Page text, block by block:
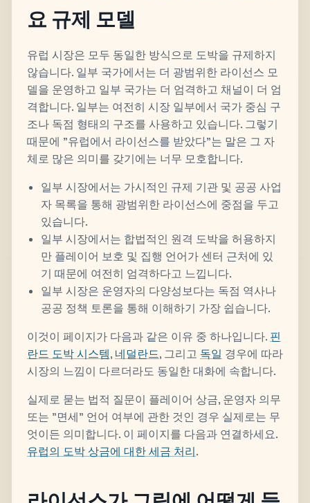
요 규제 모델
유럽 시장은 모두 동일한 방식으로 도박을 규제하지
않습니다. 일부 국가에서는 더 광범위한 라이선스 모
델을 운영하고 일부 국가는 더 엄격하고 채널이 더 엄
격합니다. 일부는 여전히 시장 일부에서 국가 중심 구
조나 독점 형태의 구조를 사용하고 있습니다. 그렇기
때문에 "유럽에서 라이선스를 받았다"는 말은 그 자
체로 많은 의미를 갖기에는 너무 모호합니다.
일부 시장에서는 가시적인 규제 기관 및 공공 사업
자 목록을 통해 광범위한 라이선스에 중점을 두고
있습니다.
일부 시장에서는 합법적인 원격 도박을 허용하지
만 플레이어 보호 및 집행 언어가 센터 근처에 있
기 때문에 여전히 엄격하다고 느낍니다.
일부 시장은 운영자의 다양성보다는 독점 역사나
공공 정책 토론을 통해 이해하기 가장 쉽습니다.
이것이 페이지가 다음과 같은 이유 중 하나입니다. 핀
란드 도박 시스템, 네덜란드, 그리고 독일 경우에 따라
시장의 느낌이 다르더라도 동일한 대화에 속합니다.
실제로 묻는 법적 질문이 플레이어 상금, 운영자 의무
또는 "면세" 언어 여부에 관한 것인 경우 실제로는 무
엇이든 의미합니다. 이 페이지를 다음과 연결하세요.
유럽의 도박 상금에 대한 세금 처리.